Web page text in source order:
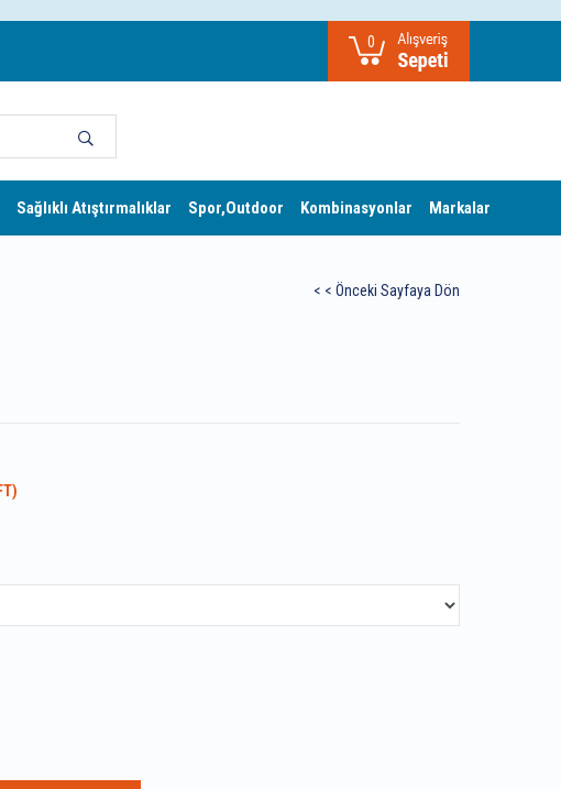
0
Sağlıklı Atıştırmalıklar Spor,Outdoor Kombinasyonlar Markalar
< < Önceki Sayfaya Dön